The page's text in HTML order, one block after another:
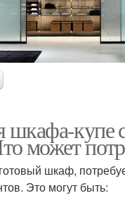
шкафа-купе
может
шкаф,
Это могут быть: